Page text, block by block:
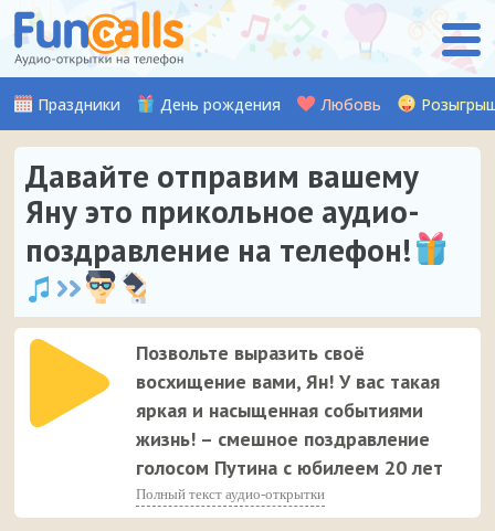
Праздники День рождения Любовь
Давайте отправим вашему
Яну это прикольное аудио-
поздравление на телефон!
Позвольте выразить своё
восхищение вами, Ян! У вас такая
яркая и насыщенная событиями
жизнь! – смешное поздравление
голосом Путина с юбилеем 20 лет
Полный текст аудио-открытки